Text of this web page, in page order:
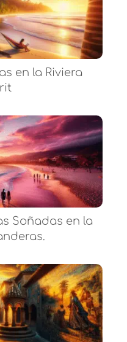
en la Riviera
Soñadas en la